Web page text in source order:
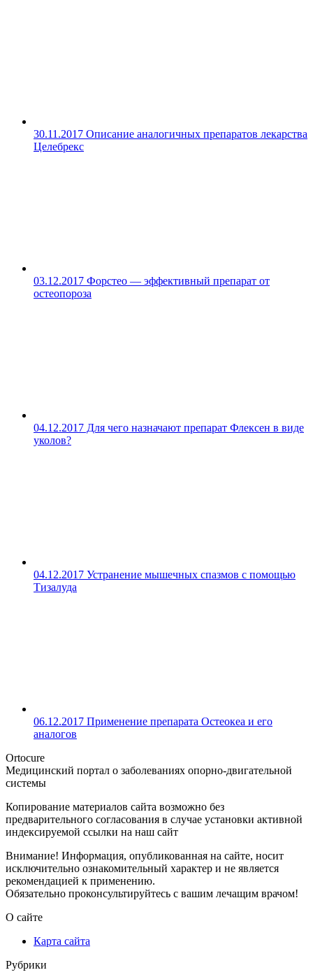
30.11.2017 Описание аналогичных препаратов лекарства
Целебрекс
03.12.2017 Форстео — эффективный препарат от
остеопороза
04.12.2017 Для чего назначают препарат Флексен в виде
уколов?
04.12.2017 Устранение мышечных спазмов с помощью
Тизалуда
06.12.2017 Применение препарата Остеокеа и его
аналогов
Ortocure
Медицинский портал о заболеваниях опорно-двигательной
системы
Копирование материалов сайта возможно без
предварительного согласования в случае установки активной
индексируемой ссылки на наш сайт
Внимание! Информация, опубликованная на сайте, носит
исключительно ознакомительный характер и не является
рекомендацией к применению.
Обязательно проконсультируйтесь с вашим лечащим врачом!
О сайте
Карта сайта
Рубрики